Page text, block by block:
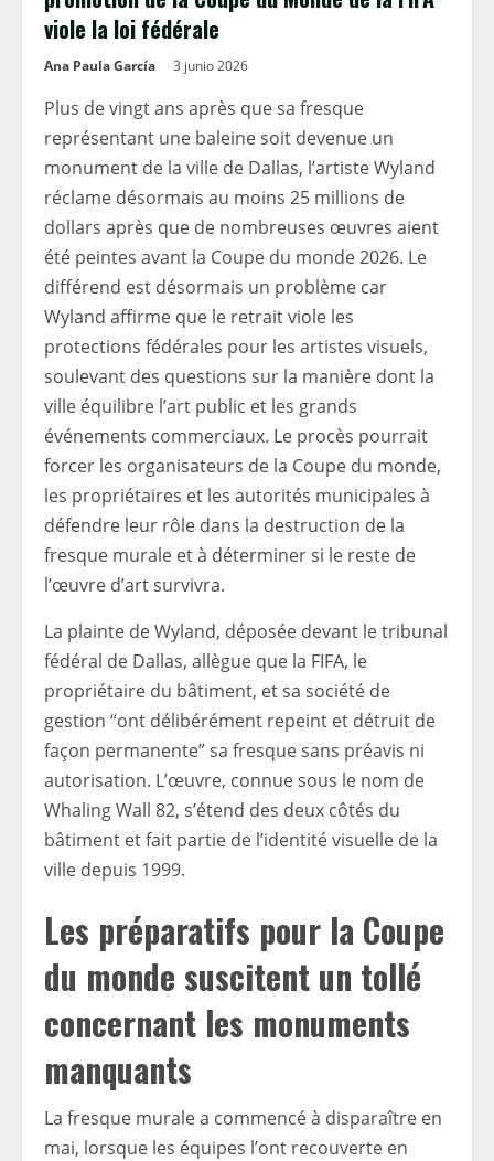
viole la loi fédérale
Ana Paula García 3 junio 2026
Plus de vingt ans après que sa fresque
représentant une baleine soit devenue un
monument de la ville de Dallas, l’artiste Wyland
réclame désormais au moins 25 millions de
dollars après que de nombreuses œuvres aient
été peintes avant la Coupe du monde 2026. Le
différend est désormais un problème car
Wyland affirme que le retrait viole les
protections fédérales pour les artistes visuels,
soulevant des questions sur la manière dont la
ville équilibre l’art public et les grands
événements commerciaux. Le procès pourrait
forcer les organisateurs de la Coupe du monde,
les propriétaires et les autorités municipales à
défendre leur rôle dans la destruction de la
fresque murale et à déterminer si le reste de
l’œuvre d’art survivra.
La plainte de Wyland, déposée devant le tribunal
fédéral de Dallas, allègue que la FIFA, le
propriétaire du bâtiment, et sa société de
gestion “ont délibérément repeint et détruit de
façon permanente” sa fresque sans préavis ni
autorisation. L’œuvre, connue sous le nom de
Whaling Wall 82, s’étend des deux côtés du
bâtiment et fait partie de l’identité visuelle de la
ville depuis 1999.
Les préparatifs pour la Coupe
du monde suscitent un tollé
concernant les monuments
manquants
La fresque murale a commencé à disparaître en
mai, lorsque les équipes l’ont recouverte en